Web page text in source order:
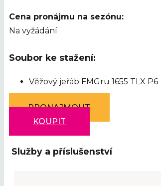
Cena pronájmu na sezónu:
Na vyžádání
Soubor ke stažení:
Věžový jeřáb FMGru 1655 TLX P6
PRONAJMOUT
KOUPIT
Služby a příslušenství